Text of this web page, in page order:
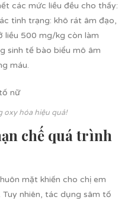
các mức liều đều cho thấy:
tình trạng: khô rát âm đạo,
liều 500 mg/kg còn làm
sinh tế bào biểu mô âm
máu.
oxy hóa hiệu quả!
chế quá trình
mặt khiến cho chị em
nhiên, tác dụng sâm tố